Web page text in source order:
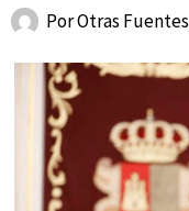
PorOtras Fuentes